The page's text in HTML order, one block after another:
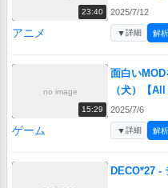
23:40
before you
2025/7/12
アニメ ▼詳細 解析
no image
15:29
面白い
（犬）【
2025/7/6
ゲーム ▼詳細 解析
DECO*27 -